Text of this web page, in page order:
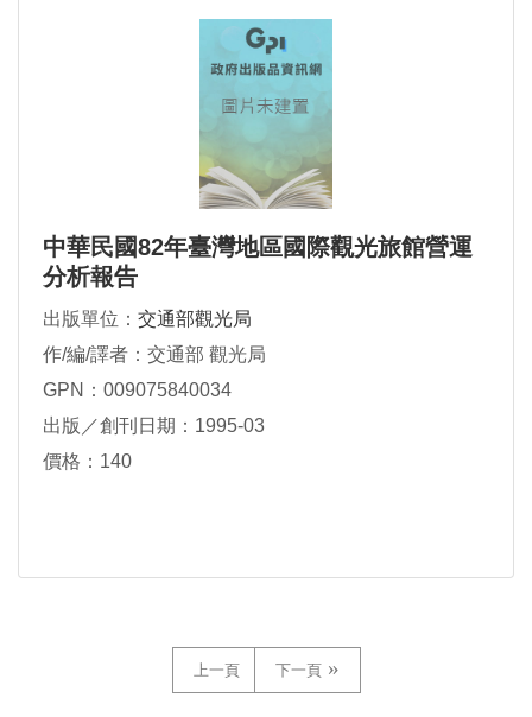
中華民國82年臺灣地區國際觀光旅館營運
分析報告
出版單位： 交通部觀光局
作/編/譯者：交通部 觀光局
GPN：009075840034
出版／創刊日期：1995-03
價格：140
上一頁 下一頁